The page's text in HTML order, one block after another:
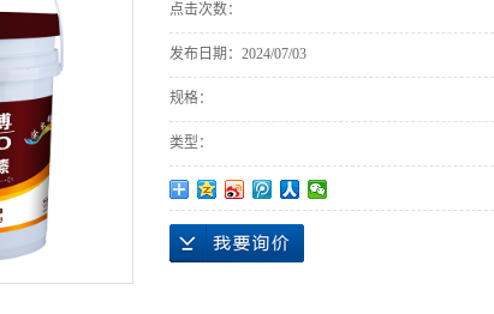
点击次数：
发布日期： 2024/07/03
规格：
类型：